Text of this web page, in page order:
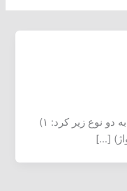
واژه‌ها را می توان از نظر ساختمان، به دو نوع زیر کرد: ۱)
[…]